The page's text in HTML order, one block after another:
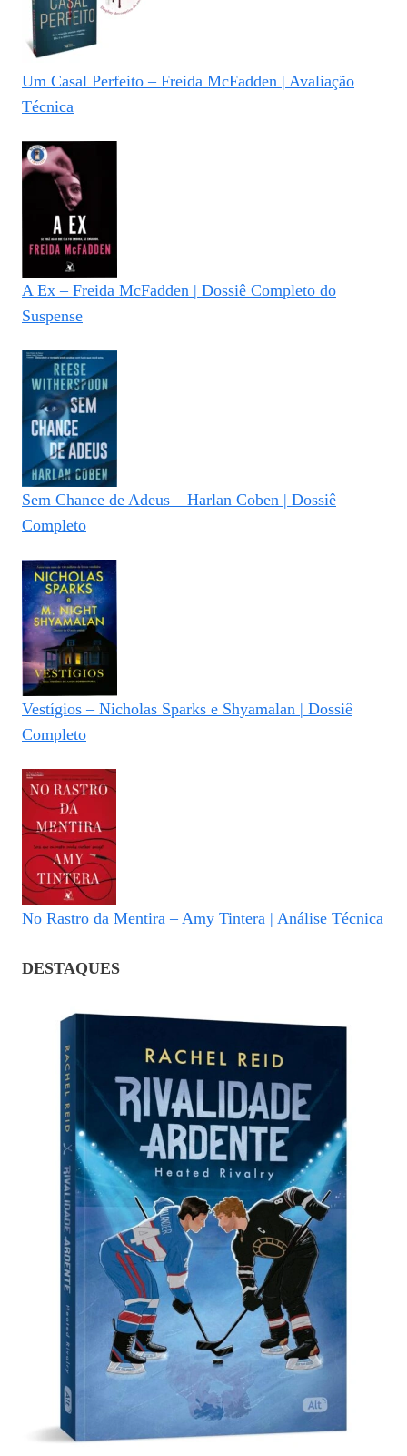
Um Casal Perfeito – Freida McFadden | Avaliação
Técnica
A Ex – Freida McFadden | Dossiê Completo do
Suspense
Sem Chance de Adeus – Harlan Coben | Dossiê
Completo
Vestígios – Nicholas Sparks e Shyamalan | Dossiê
Completo
No Rastro da Mentira – Amy Tintera | Análise Técnica
DESTAQUES